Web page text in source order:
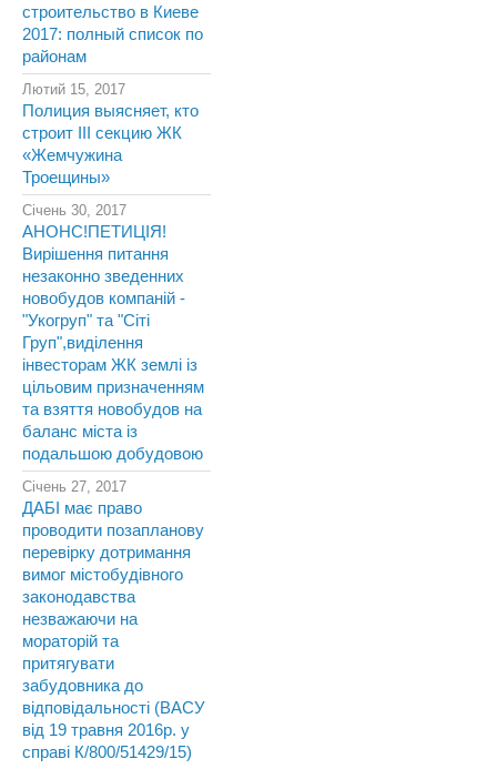
строительство в Киеве
2017: полный список по
районам
Лютий 15, 2017
Полиция выясняет, кто
строит III секцию ЖК
«Жемчужина
Троещины»
Січень 30, 2017
АНОНС!ПЕТИЦІЯ!
Вирішення питання
незаконно зведенних
новобудов компаній -
"Укогруп" та "Сіті
Груп",виділення
інвесторам ЖК землі із
цільовим призначенням
та взяття новобудов на
баланс міста із
подальшою добудовою
Січень 27, 2017
ДАБІ має право
проводити позапланову
перевірку дотримання
вимог містобудівного
законодавства
незважаючи на
мораторій та
притягувати
забудовника до
відповідальності (ВАСУ
від 19 травня 2016р. у
справі К/800/51429/15)